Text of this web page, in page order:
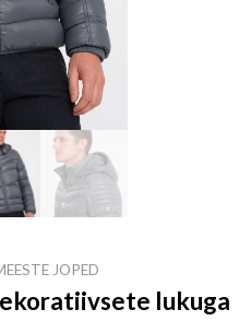
JOPED
lukuga